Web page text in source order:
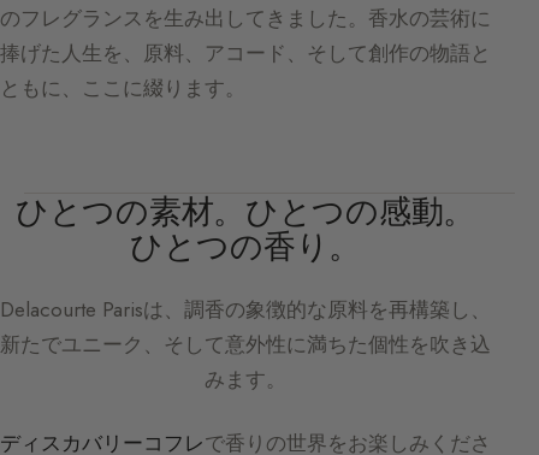
のフレグランスを生み出してきました。香水の芸術に
捧げた人生を、原料、アコード、そして創作の物語と
ともに、ここに綴ります。
ひとつの素材。ひとつの感動。
ひとつの香り。
Delacourte Parisは、調香の象徴的な原料を再構築し、
新たでユニーク、そして意外性に満ちた個性を吹き込
みます。
ディスカバリーコフレで香りの世界をお楽しみくださ